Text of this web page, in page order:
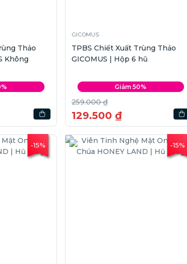
Thảo
Không
GICOMUS
TPBS Chiết Xuất Trùng Thảo
GICOMUS | Hộp 6 hũ
Giảm 50%
259.000 ₫
129.500 ₫
-15% -15%